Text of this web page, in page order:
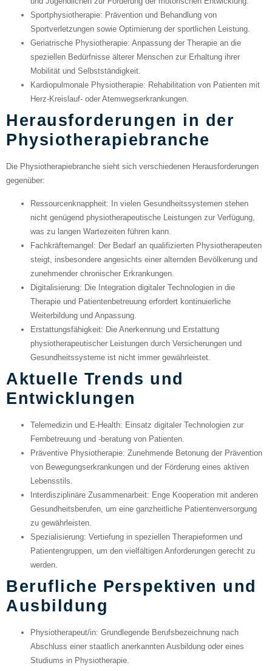
Sportphysiotherapie: Prävention und Behandlung von
Sportverletzungen sowie Optimierung der sportlichen Leistung.
Geriatrische Physiotherapie: Anpassung der Therapie an die
speziellen Bedürfnisse älterer Menschen zur Erhaltung ihrer
Mobilität und Selbstständigkeit.
Kardiopulmonale Physiotherapie: Rehabilitation von Patienten mit
Herz-Kreislauf- oder Atemwegserkrankungen.
Herausforderungen in der
Physiotherapiebranche
Die Physiotherapiebranche sieht sich verschiedenen Herausforderungen
gegenüber:
Ressourcenknappheit: In vielen Gesundheitssystemen stehen
nicht genügend physiotherapeutische Leistungen zur Verfügung,
was zu langen Wartezeiten führen kann.
Fachkräftemangel: Der Bedarf an qualifizierten Physiotherapeuten
steigt, insbesondere angesichts einer alternden Bevölkerung und
zunehmender chronischer Erkrankungen.
Digitalisierung: Die Integration digitaler Technologien in die
Therapie und Patientenbetreuung erfordert kontinuierliche
Weiterbildung und Anpassung.
Erstattungsfähigkeit: Die Anerkennung und Erstattung
physiotherapeutischer Leistungen durch Versicherungen und
Gesundheitssysteme ist nicht immer gewährleistet.
Aktuelle Trends und
Entwicklungen
Telemedizin und E-Health: Einsatz digitaler Technologien zur
Fernbetreuung und -beratung von Patienten.
Präventive Physiotherapie: Zunehmende Betonung der Prävention
von Bewegungserkrankungen und der Förderung eines aktiven
Lebensstils.
Interdisziplinäre Zusammenarbeit: Enge Kooperation mit anderen
Gesundheitsberufen, um eine ganzheitliche Patientenversorgung
zu gewährleisten.
Spezialisierung: Vertiefung in speziellen Therapieformen und
Patientengruppen, um den vielfältigen Anforderungen gerecht zu
werden.
Berufliche Perspektiven und
Ausbildung
Physiotherapeut/in: Grundlegende Berufsbezeichnung nach
Abschluss einer staatlich anerkannten Ausbildung oder eines
Studiums in Physiotherapie.